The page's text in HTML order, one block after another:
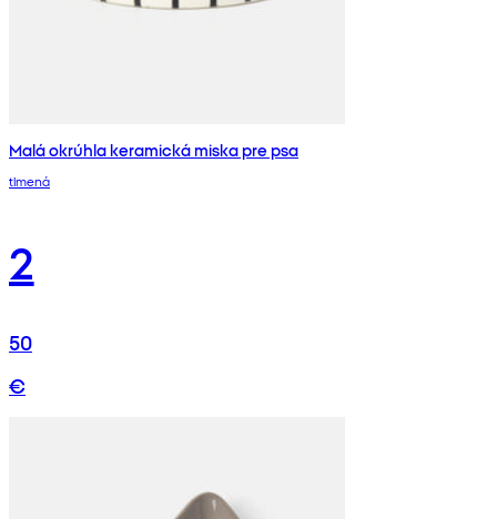
Malá okrúhla keramická miska pre psa
tlmená
2
50
€